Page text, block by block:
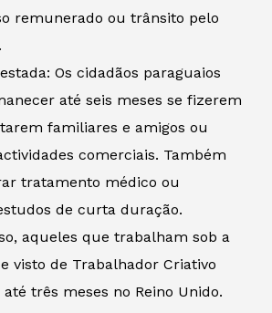
remunerado ou trânsito pelo
Os cidadãos paraguaios
até seis meses se fizerem
familiares e amigos ou
comerciais. Também
tratamento médico ou
de curta duração.
aqueles que trabalham sob a
visto de Trabalhador Criativo
três meses no Reino Unido.